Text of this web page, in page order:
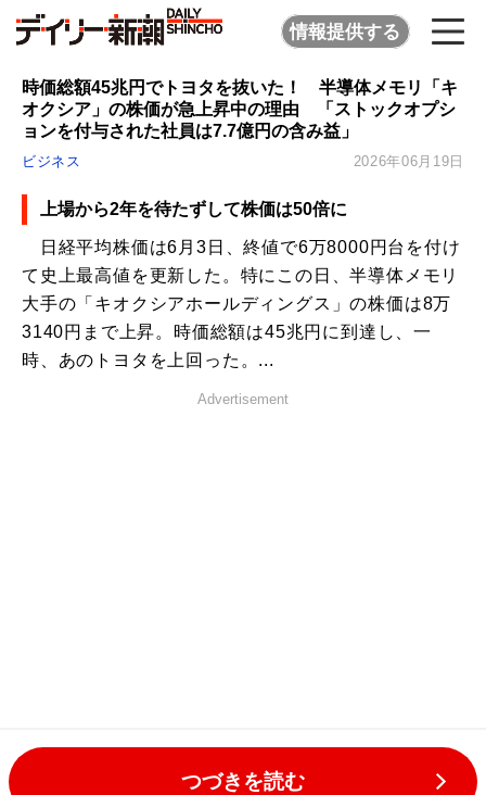
情報提供する
時価総額45兆円でトヨタを抜いた！ 半導体メモリ「キ
オクシア」の株価が急上昇中の理由 「ストックオプシ
ョンを付与された社員は7.7億円の含み益」
ビジネス 2026年06月19日
上場から2年を待たずして株価は50倍に
日経平均株価は6月3日、終値で6万8000円台を付け
て史上最高値を更新した。特にこの日、半導体メモリ
大手の「キオクシアホールディングス」の株価は8万
3140円まで上昇。時価総額は45兆円に到達し、一
時、あのトヨタを上回った。...
Advertisement
つづきを読む